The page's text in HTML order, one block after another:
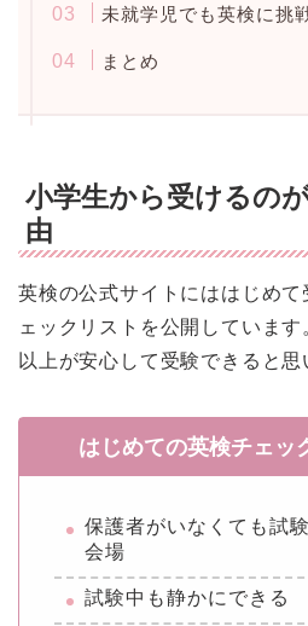
未就学児でも英検に挑
まとめ
小学生から受けるの
由
英検の公式サイトにははじめ
ェックリストを公開していま
以上が安心して受験できると思
はじめての英検チェッ
保護者がいなくても試
会場
試験中も静かにできる